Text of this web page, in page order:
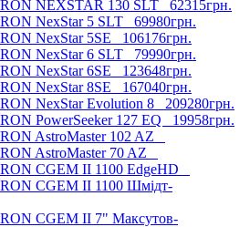
NEXSTAR 130 SLT 62315грн.
NexStar 5 SLT 69980грн.
NexStar 5SE 106176грн.
NexStar 6 SLT 79990грн.
NexStar 6SE 123648грн.
NexStar 8SE 167040грн.
NexStar Evolution 8 209280грн.
PowerSeeker 127 EQ 19958грн.
AstroMaster 102 AZ
AstroMaster 70 AZ
CGEM II 1100 EdgeHD
CGEM II 1100 Шмідт-
CGEM II 7" Максутов-